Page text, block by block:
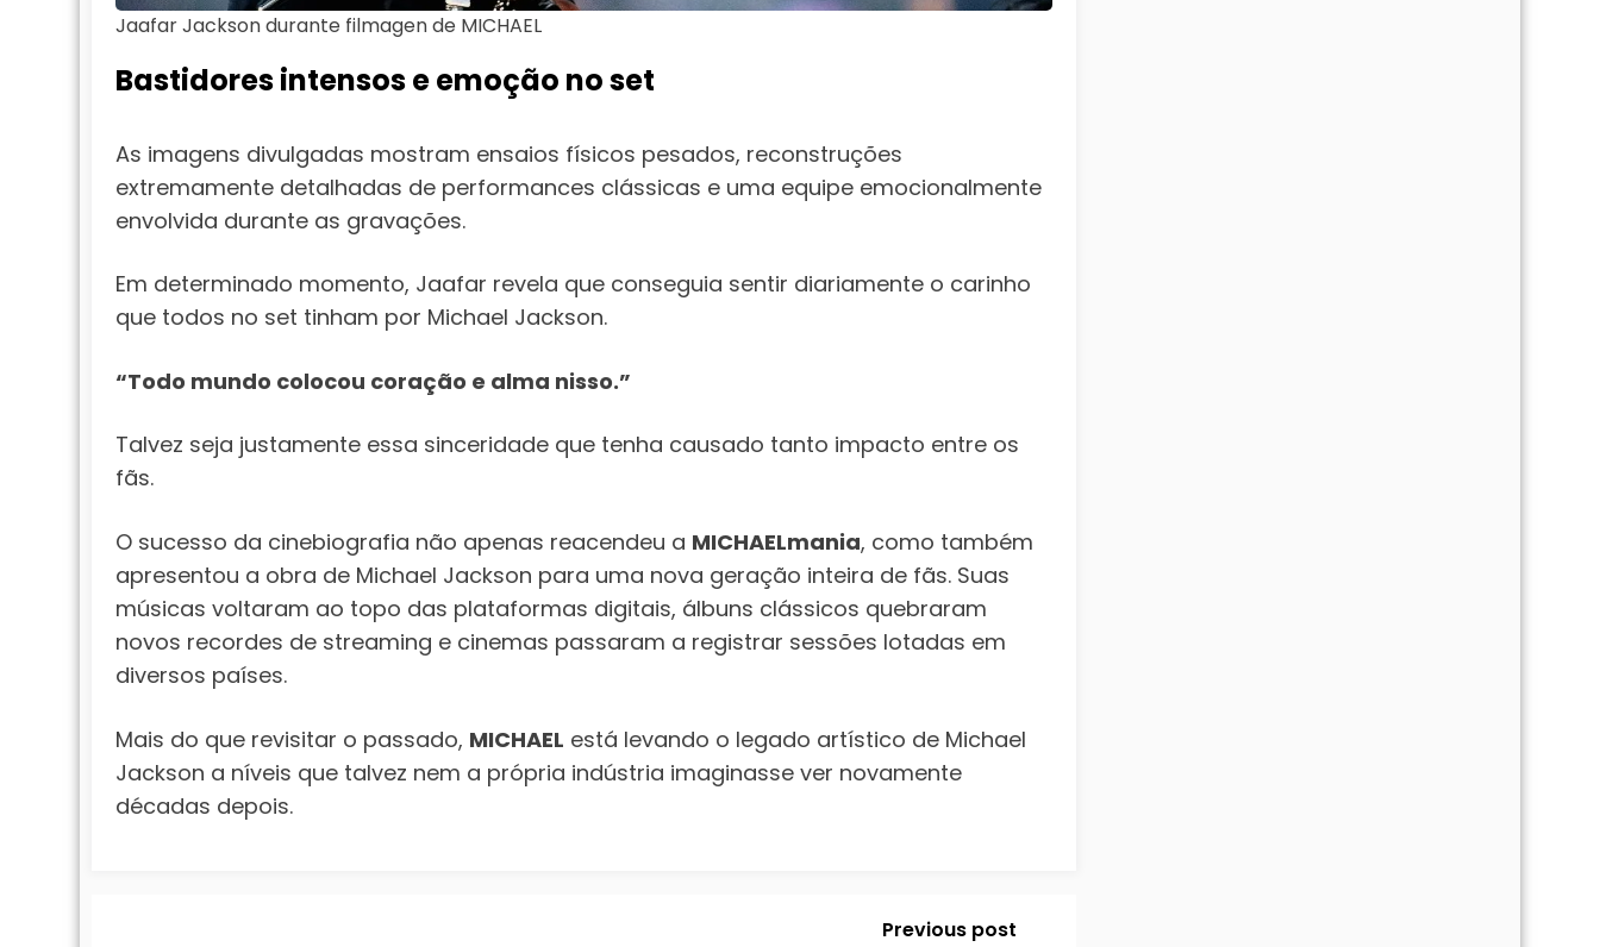
Jaafar Jackson durante filmagen de MICHAEL
Bastidores intensos e emoção no set
As imagens divulgadas mostram ensaios físicos pesados, reconstruções
extremamente detalhadas de performances clássicas e uma equipe emocionalmente
envolvida durante as gravações.
Em determinado momento, Jaafar revela que conseguia sentir diariamente o carinho
que todos no set tinham por Michael Jackson.
“Todo mundo colocou coração e alma nisso.”
Talvez seja justamente essa sinceridade que tenha causado tanto impacto entre os
fãs.
O sucesso da cinebiografia não apenas reacendeu a MICHAELmania, como também
apresentou a obra de Michael Jackson para uma nova geração inteira de fãs. Suas
músicas voltaram ao topo das plataformas digitais, álbuns clássicos quebraram
novos recordes de streaming e cinemas passaram a registrar sessões lotadas em
diversos países.
Mais do que revisitar o passado, MICHAEL está levando o legado artístico de Michael
Jackson a níveis que talvez nem a própria indústria imaginasse ver novamente
décadas depois.
Previous post